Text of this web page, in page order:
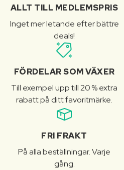
ALLT TILL MEDLEMSPRIS
Inget mer letande efter bättre
deals!
FÖRDELAR SOM VÄXER
Till exempel upp till 20 % extra
rabatt på ditt favoritmärke.
FRI FRAKT
På alla beställningar. Varje
gång.